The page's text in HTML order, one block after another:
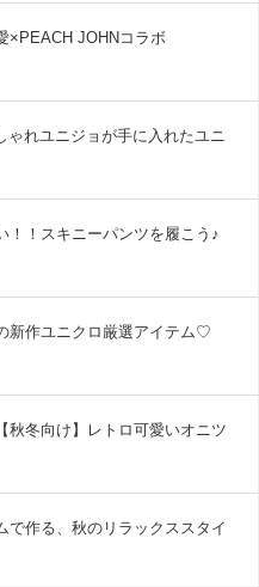
JOHNコラボ
れユニジョが手に入れたユニ
！！スキニーパンツを履こう♪
新作ユニクロ厳選アイテム♡
秋冬向け】レトロ可愛いオニツ
で作る、秋のリラックススタイ